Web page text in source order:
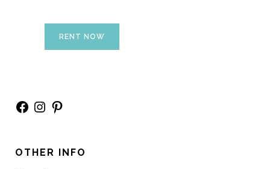
RENT NOW
Facebook
Instagram
Pinterest
OTHER INFO